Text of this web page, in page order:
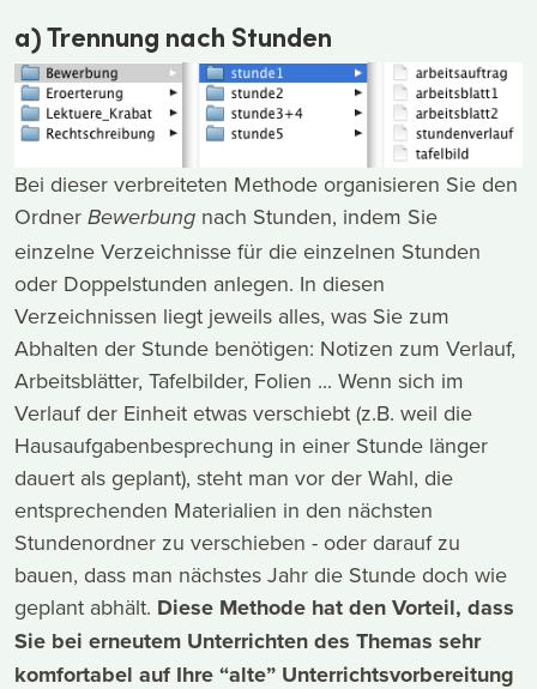
a) Trennung nach Stunden
Bei dieser verbreiteten Methode organisieren Sie den
Ordner Bewerbung nach Stunden, indem Sie
einzelne Verzeichnisse für die einzelnen Stunden
oder Doppelstunden anlegen. In diesen
Verzeichnissen liegt jeweils alles, was Sie zum
Abhalten der Stunde benötigen: Notizen zum Verlauf,
Arbeitsblätter, Tafelbilder, Folien ... Wenn sich im
Verlauf der Einheit etwas verschiebt (z.B. weil die
Hausaufgabenbesprechung in einer Stunde länger
dauert als geplant), steht man vor der Wahl, die
entsprechenden Materialien in den nächsten
Stundenordner zu verschieben - oder darauf zu
bauen, dass man nächstes Jahr die Stunde doch wie
geplant abhält. Diese Methode hat den Vorteil, dass
Sie bei erneutem Unterrichten des Themas sehr
komfortabel auf Ihre “alte” Unterrichtsvorbereitung